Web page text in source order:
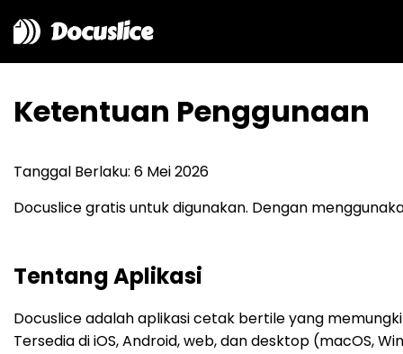
Docuslice
Ketentuan Penggunaan
Tanggal Berlaku: 6 Mei 2026
Docuslice gratis untuk digunakan. Dengan
Tentang Aplikasi
Docuslice adalah aplikasi cetak bertile yang
Tersedia di iOS, Android, web, dan desktop (macOS,